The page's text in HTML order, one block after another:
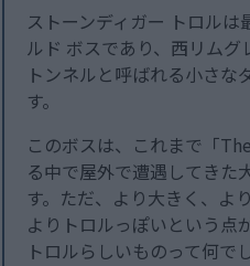
ストーンディガー トロル
ルド ボスであり、西リム
トンネルと呼ばれる小さな
す。
このボスは、これまで「
る中で屋外で遭遇してきた
す。ただ、より大きく、よ
よりトロルっぽいという点
トロルらしいものって何で